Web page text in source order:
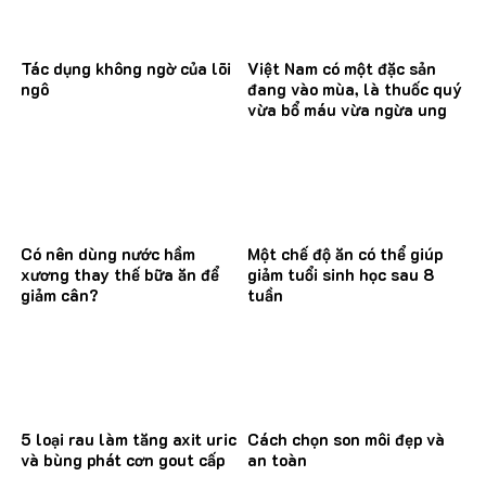
Tác dụng không ngờ của lõi
ngô
Việt Nam có một đặc sản
đang vào mùa, là thuốc quý
vừa bổ máu vừa ngừa ung
Có nên dùng nước hầm
xương thay thế bữa ăn để
giảm cân?
Một chế độ ăn có thể giúp
giảm tuổi sinh học sau 8
tuần
5 loại rau làm tăng axit uric
và bùng phát cơn gout cấp
Cách chọn son môi đẹp và
an toàn